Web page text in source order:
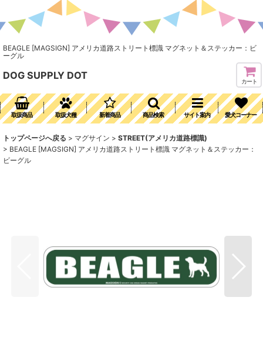
BEAGLE [MAGSIGN] アメリカ道路ストリート標識 マグネット＆ステッカー：ビ
ーグル
DOG SUPPLY DOT
カート
取扱商品 取扱犬種 新着商品 商品検索 サイト案内 愛犬コーナー
トップページへ戻る > マグサイン > STREET(アメリカ道路標識)
> BEAGLE [MAGSIGN] アメリカ道路ストリート標識 マグネット＆ステッカー：
ビーグル